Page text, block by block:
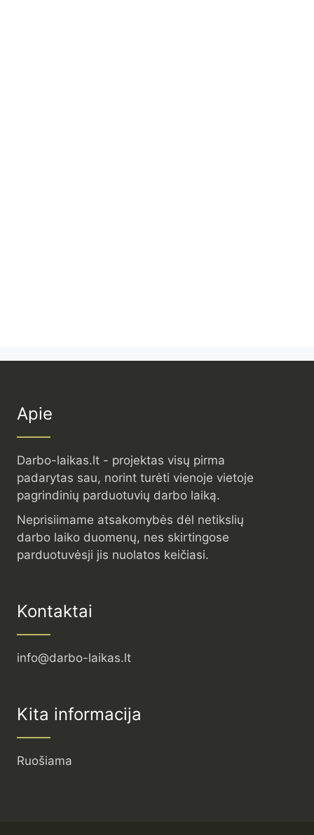
Apie
Darbo-laikas.lt - projektas visų pirma
padarytas sau, norint turėti vienoje vietoje
pagrindinių parduotuvių darbo laiką.
Neprisiimame atsakomybės dėl netikslių
darbo laiko duomenų, nes skirtingose
parduotuvėsji jis nuolatos keičiasi.
Kontaktai
info@darbo-laikas.lt
Kita informacija
Ruošiama